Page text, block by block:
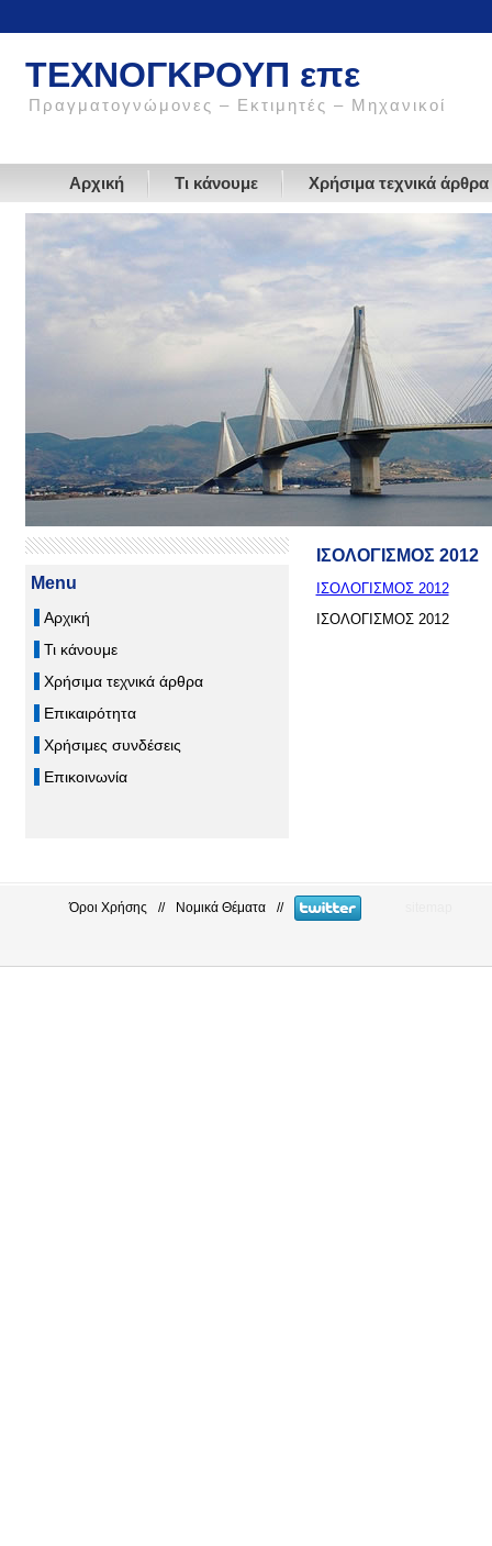
ΤΕΧΝΟΓΚΡΟΥΠ επε
Πραγματογνώμονες – Εκτιμητές – Μηχανικοί
Αρχική Τι κάνουμε Χρήσιμα τεχνικά άρθρα
Menu
Αρχική
Τι κάνουμε
Χρήσιμα τεχνικά άρθρα
Επικαιρότητα
Χρήσιμες συνδέσεις
Επικοινωνία
ΙΣΟΛΟΓΙΣΜΟΣ 2012
ΙΣΟΛΟΓΙΣΜΟΣ 2012
ΙΣΟΛΟΓΙΣΜΟΣ 2012
Όροι Χρήσης // Νομικά Θέματα //